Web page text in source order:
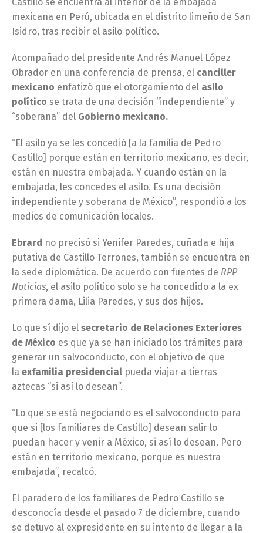
mexicana en Perú, ubicada en el distrito limeño de San
Isidro, tras recibir el asilo político.
Acompañado del presidente Andrés Manuel López
Obrador en una conferencia de prensa, el canciller
mexicano enfatizó que el otorgamiento del asilo
político se trata de una decisión “independiente” y
“soberana” del Gobierno mexicano.
“El asilo ya se les concedió [a la familia de Pedro
Castillo] porque están en territorio mexicano, es decir,
están en nuestra embajada. Y cuando están en la
embajada, les concedes el asilo. Es una decisión
independiente y soberana de México”, respondió a los
medios de comunicación locales.
Ebrard no precisó si Yenifer Paredes, cuñada e hija
putativa de Castillo Terrones, también se encuentra en
la sede diplomática. De acuerdo con fuentes de RPP
Noticias, el asilo político solo se ha concedido a la ex
primera dama, Lilia Paredes, y sus dos hijos.
Lo que sí dijo el secretario de Relaciones Exteriores
de México es que ya se han iniciado los trámites para
generar un salvoconducto, con el objetivo de que
la exfamilia presidencial pueda viajar a tierras
aztecas “si así lo desean”.
“Lo que se está negociando es el salvoconducto para
que si [los familiares de Castillo] desean salir lo
puedan hacer y venir a México, si así lo desean. Pero
están en territorio mexicano, porque es nuestra
embajada”, recalcó.
El paradero de los familiares de Pedro Castillo se
desconocía desde el pasado 7 de diciembre, cuando
se detuvo al expresidente en su intento de llegar a la